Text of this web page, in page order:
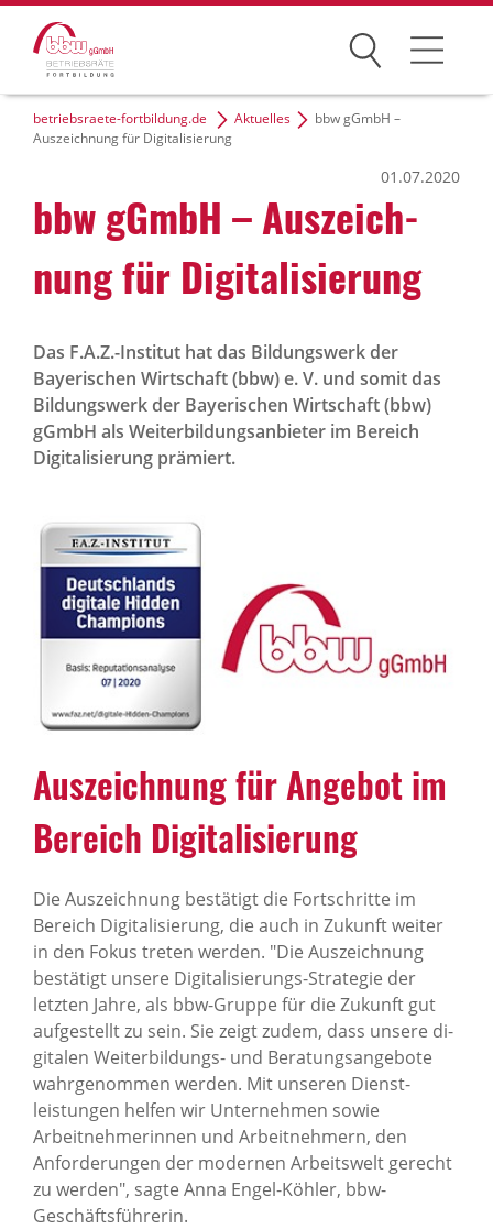
Suchen
Seminare
Inhouse
Seminarhotels
Service
Betriebsrat-Wissen
betriebsraete-fortbildung.de Aktuelles
bbw gGmbH –
Auszeichnung für Digitalisierung
bbw gGmbH – Auszeich­
nung für Digi­ta­li­sie­rung
01.07.2020
Das F.A.Z.-Institut hat das Bildungswerk der
Bayerischen Wirtschaft (bbw) e. V. und somit das
Bildungswerk der Bayerischen Wirtschaft (bbw)
gGmbH als Weiter­bil­dungs­anbieter im Bereich
Digitalisierung prämiert.
Auszeich­nung für Angebot im
Bereich Digi­ta­li­sie­rung
Die Auszeichnung bestätigt die Fortschritte im
Bereich Digitalisierung, die auch in Zukunft weiter
in den Fokus treten werden. "Die Auszeichnung
bestätigt unsere Digitalisierungs-Strategie der
letzten Jahre, als bbw-Gruppe für die Zukunft gut
aufgestellt zu sein. Sie zeigt zudem, dass unsere di­
gi­ta­len Weiterbildungs- und Beratungsangebote
wahrgenommen werden. Mit unseren Dienst­
leistungen helfen wir Unternehmen sowie
Arbeitnehmerinnen und Arbeit­neh­mern, den
Anforderungen der modernen Arbeitswelt gerecht
zu werden", sagte Anna Engel-Köhler, bbw-
Geschäftsführerin.